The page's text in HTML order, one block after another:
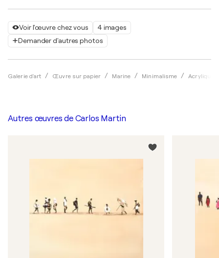
Voir l'œuvre chez vous
4 images
Demander d'autres photos
Galerie d'art Œuvre sur papier Marine Minimalisme Acrylique
Autres œuvres de Carlos Martin